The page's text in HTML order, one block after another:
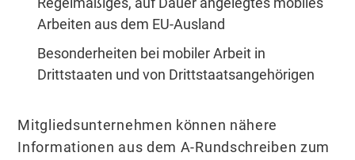
Arbeiten aus dem EU-Ausland
Besonderheiten bei mobiler Arbeit in
Drittstaaten und von Drittstaatsangehörigen
Mitgliedsunternehmen können nähere
Informationen aus dem A-Rundschreiben zum